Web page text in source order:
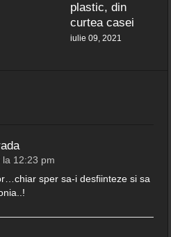
plastic, din
curtea casei
iulie 09, 2021
la 12:23 pm
sper sa-i desfiinteze si sa